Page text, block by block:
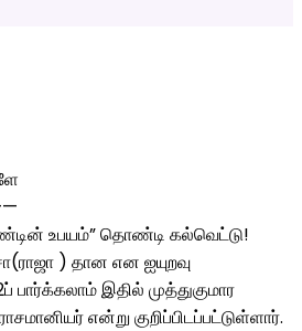
உபயம்” தொண்டி கல்வெட்டு!
) தான என ஐயுறவு
இதில் முத்துகுமார
என்று குறிப்பிடப்பட்டுள்ளார்.